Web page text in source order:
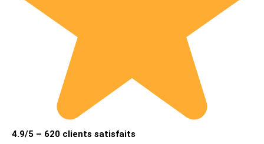
4.9/5 – 620 clients satisfaits